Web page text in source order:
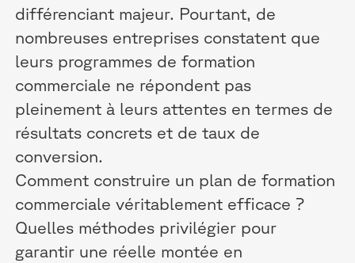
LOGICIELS
différenciant majeur. Pourtant, de
nombreuses entreprises constatent que
leurs programmes de formation
commerciale ne répondent pas
pleinement à leurs attentes en termes de
résultats concrets et de taux de
conversion.
Comment construire un plan de formation
commerciale véritablement efficace ?
Quelles méthodes privilégier pour
garantir une réelle montée en